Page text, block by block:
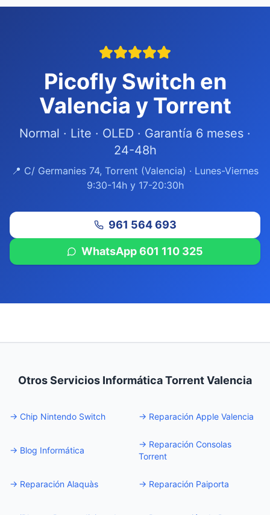
Picofly Switch en
Valencia y Torrent
Normal · Lite · OLED · Garantía 6 meses ·
24-48h
📍 C/ Germanies 74, Torrent (Valencia) · Lunes-Viernes
9:30-14h y 17-20:30h
961 564 693
WhatsApp 601 110 325
Otros Servicios Informática Torrent Valencia
→ Chip Nintendo Switch → Reparación Apple Valencia
→ Blog Informática
→ Reparación Consolas
Torrent
→ Reparación Alaquàs → Reparación Paiporta